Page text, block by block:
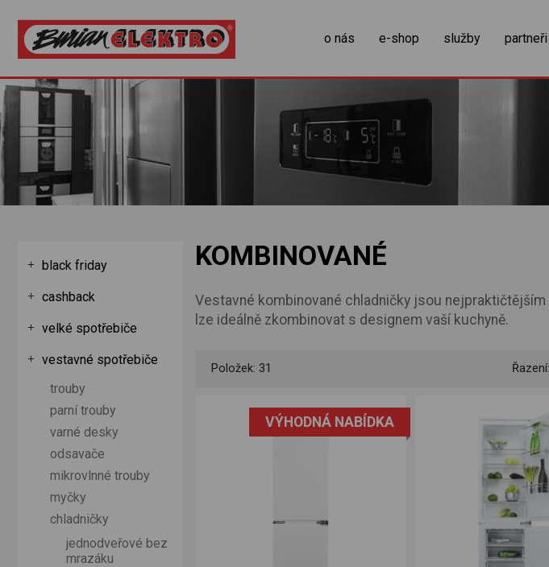
o nás e-shop služby partneři
zobrazit
KOMBINOVANÉ
Vestavné kombinované chladničky jsou
lze ideálně zkombinovat s designem vaší kuchyně.
Položek: 31 Řazení:
VÝHODNÁ NABÍDKA
bílá Bezplatný servis 5 let po registraci
black friday
cashback
velké spotřebiče
vestavné spotřebiče
trouby
parní trouby
varné desky
odsavače
mikrovlnné trouby
myčky
chladničky
jednodveřové bez
mrazáku